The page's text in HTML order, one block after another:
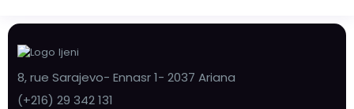
8, rue Sarajevo- Ennasr 1- 2037 Ariana
(+216) 29 342 131